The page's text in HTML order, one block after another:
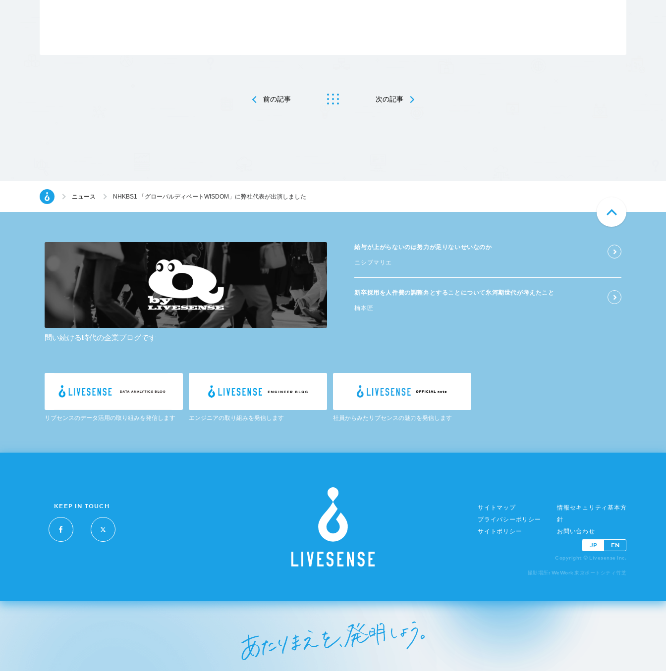
前の記事 次の記事
ニュース NHKBS1 「グローバルディベートWISDOM」に弊社代表が出演しました
問い続ける時代の企業ブログです
給与が​上がらないのは​努力が​足りないせいなのか
ニシブマリエ
新卒採用を​人件費の​調整弁と​する​ことに​ついて​氷河期世代が​考えた​こと
楠本匠
リブセンスのデータ活用の取り組みを発信します エンジニアの取り組みを発信します 社員からみたリブセンスの魅力を発信します
KEEP IN TOUCH
サイトマップ
プライバシーポリシー
サイトポリシー
情報セキュリティ基本方
針
お問い合わせ
JP EN
Copyright © Livesense Inc.
撮影場所: WeWork 東京ポートシティ竹芝